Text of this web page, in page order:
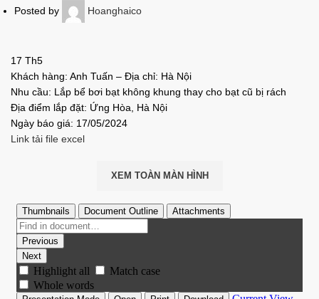
Posted by
Hoanghaico
17 Th5
Khách hàng: Anh Tuấn – Địa chỉ: Hà Nội
Nhu cầu: Lắp bể bơi bạt không khung thay cho bạt cũ bị rách
Địa điểm lắp đặt: Ứng Hòa, Hà Nội
Ngày báo giá: 17/05/2024
Link tải file excel
XEM TOÀN MÀN HÌNH